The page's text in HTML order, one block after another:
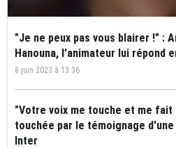
"Je ne peux pas vous blairer !" :
Hanouna, l'animateur lui répond
8 juin 2023 à 13:36
"Votre voix me touche et me fait
touchée par le témoignage
Inter